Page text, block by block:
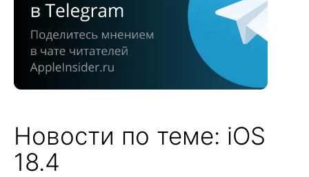
Новости по теме: iOS
18.4